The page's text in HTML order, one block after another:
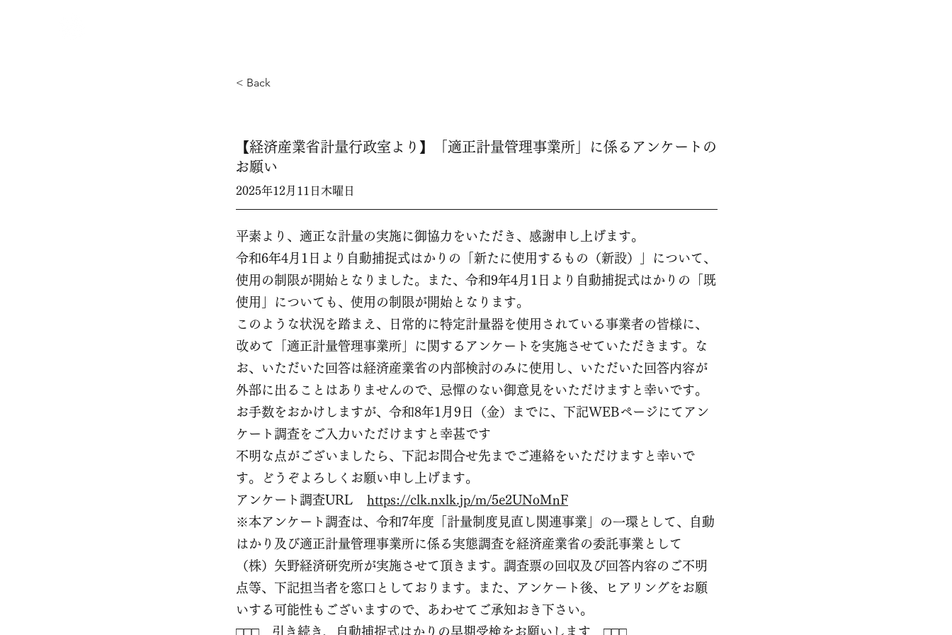
< Back
【経済産業省計量行政室より】「適正計量管理事業所」に係るアンケートの
お願い
2025年12月11日木曜日
平素より、適正な計量の実施に御協力をいただき、感謝申し上げます。
令和6年4月1日より自動捕捉式はかりの「新たに使用するもの（新設）」について、
使用の制限が開始となりました。また、令和9年4月1日より自動捕捉式はかりの「既
使用」についても、使用の制限が開始となります。
このような状況を踏まえ、日常的に特定計量器を使用されている事業者の皆様に、
改めて「適正計量管理事業所」に関するアンケートを実施させていただきます。な
お、いただいた回答は経済産業省の内部検討のみに使用し、いただいた回答内容が
外部に出ることはありませんので、忌憚のない御意見をいただけますと幸いです。
お手数をおかけしますが、令和8年1月9日（金）までに、下記WEBページにてアン
ケート調査をご入力いただけますと幸甚です
不明な点がございましたら、下記お問合せ先までご連絡をいただけますと幸いで
す。どうぞよろしくお願い申し上げます。
アンケート調査URL https://clk.nxlk.jp/m/5e2UNoMnF
※本アンケート調査は、令和7年度「計量制度見直し関連事業」の一環として、自動
はかり及び適正計量管理事業所に係る実態調査を経済産業省の委託事業として
（株）矢野経済研究所が実施させて頂きます。調査票の回収及び回答内容のご不明
点等、下記担当者を窓口としております。また、アンケート後、ヒアリングをお願
いする可能性もございますので、あわせてご承知おき下さい。
□□□ 引き続き、自動捕捉式はかりの早期受検をお願いします □□□